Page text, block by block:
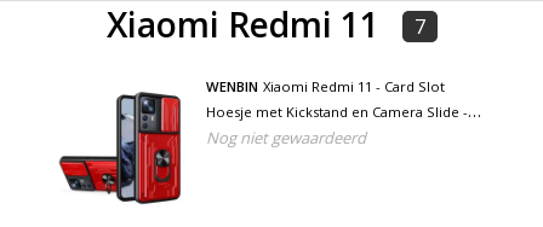
Xiaomi Redmi 11 7
WENBIN Xiaomi Redmi 11 - Card Slot
Hoesje met Kickstand en Camera Slide -
Pop Grip Cover - Rood
Nog niet gewaardeerd